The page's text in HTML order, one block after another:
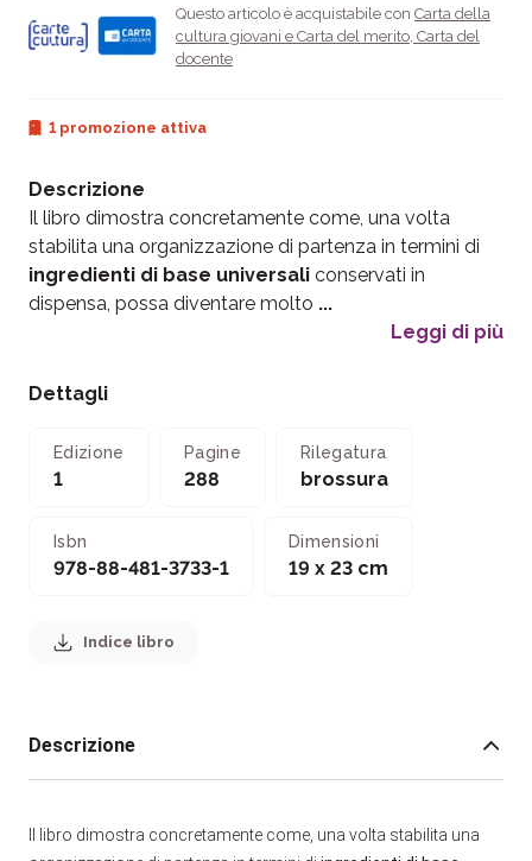
Questo articolo è acquistabile con Carta della
cultura giovani e Carta del merito Carta del
docente
1 promozione attiva
Descrizione
Il libro dimostra concretamente come, una volta
stabilita una organizzazione di partenza in termini di
ingredienti di base universali conservati in
dispensa, possa diventare molto ...
Leggi di più
Dettagli
Edizione
1
Pagine
288
Rilegatura
brossura
Isbn
978-88-481-3733-1
Dimensioni
19 x 23 cm
Indice libro
Descrizione
Il libro dimostra concretamente come, una volta stabilita una